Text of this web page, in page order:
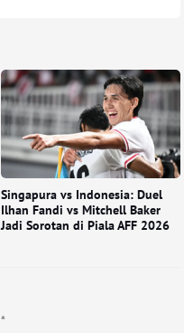
Singapura vs Indonesia: Duel
Ilhan Fandi vs Mitchell Baker
Jadi Sorotan di Piala AFF 2026
*